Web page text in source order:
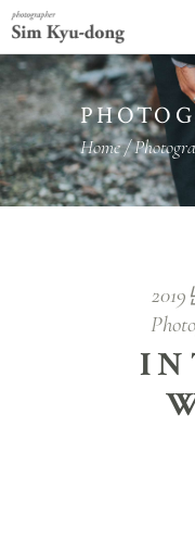
Home/